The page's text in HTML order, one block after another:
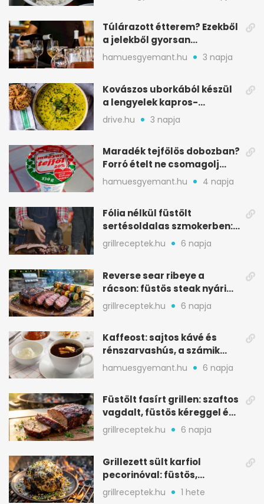
Túlárazott étterem? Ezekből
a jelekből gyorsan
észreveheted
hamuesgyemant.hu 3 napja
Kovászos uborkából készül
a lengyelek kapros-
savanykás levese
drive.hu 3 napja
Maradék tejfölös dobozban?
Forró ételt ne csomagolj
ilyen tégelybe
hamuesgyemant.hu 4 napja
Fólia nélkül füstölt
sertésoldalas szmokerben:
ropogós bark, 6 óra
grillreceptek.hu 6 napja
Reverse sear ribeye a
rácson: füstös steak nyári
tökkebabbal
grillreceptek.hu 6 napja
Kaffeost: sajtos kávé és
rénszarvashús, a számik
melegítő itala
hamuesgyemant.hu 6 napja
Füstölt fasírt grillen: szaftos
vagdalt, füstös kéreggel és
BBQ mázzal
grillreceptek.hu 6 napja
Grillezett sült karfiol
pecorinóval: füstös,
karamellizált nyári kedvenc
grillreceptek.hu 1 hete